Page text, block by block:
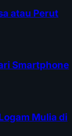
atau Perut
Smartphone
Mulia di